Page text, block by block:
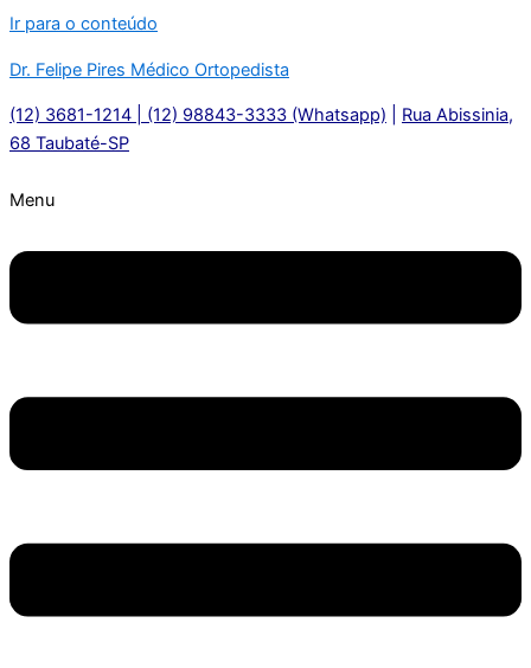
Ir para o conteúdo
Dr. Felipe Pires Médico Ortopedista
(12) 3681-1214 | (12) 98843-3333 (Whatsapp)
Rua Abissinia,
68 Taubaté-SP
Menu